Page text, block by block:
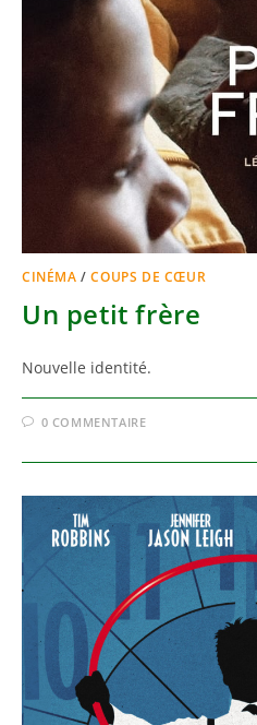
CINÉMA /COUPS DE CŒUR
Un petit frère
Nouvelle identité.
0 COMMENTAIRE